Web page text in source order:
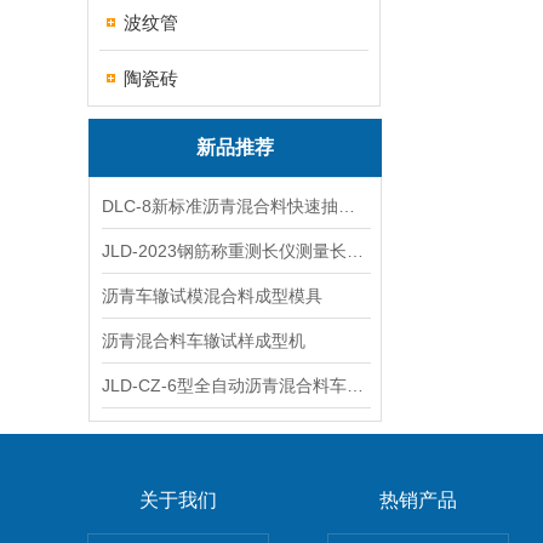
波纹管
陶瓷砖
新品推荐
沥青车辙试模混合料成型模具
沥青混合料车辙试样成型机
关于我们 热销产品